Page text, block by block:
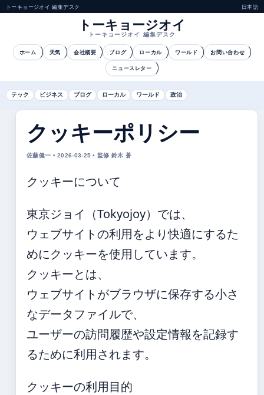
トーキョージオイ 編集デスク 日本語
トーキョージオイ
トーキョージオイ 編集デスク
ホーム 天気 会社概要 ブログ ローカル ワールド お問い合わせ
ニュースレター
テック ビジネス ブログ ローカル ワールド 政治
クッキーポリシー
佐藤健一 • 2026-03-25 • 監修 鈴木 蒼
クッキーについて
東京ジョイ（Tokyojoy）では、
ウェブサイトの利用をより快適にするた
めにクッキーを使用しています。
クッキーとは、
ウェブサイトがブラウザに保存する小さ
なデータファイルで、
ユーザーの訪問履歴や設定情報を記録す
るために利用されます。
クッキーの利用目的